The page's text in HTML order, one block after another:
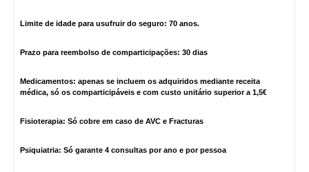
Limite de idade para usufruir do seguro: 70 anos.
Prazo para reembolso de comparticipações: 30 dias
Medicamentos: apenas se incluem os adquiridos mediante receita
médica, só os comparticipáveis e com custo unitário superior a 1,5€
Fisioterapia: Só cobre em caso de AVC e Fracturas
Psiquiatria: Só garante 4 consultas por ano e por pessoa